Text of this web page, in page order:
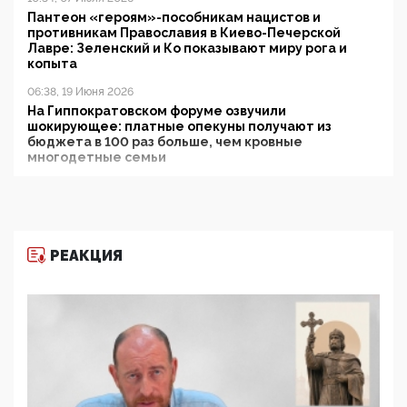
Пантеон «героям»-пособникам нацистов и
противникам Православия в Киево-Печерской
Лавре: Зеленский и Ко показывают миру рога и
копыта
06:38, 19 Июня 2026
На Гиппократовском форуме озвучили
шокирующее: платные опекуны получают из
бюджета в 100 раз больше, чем кровные
многодетные семьи
11:53, 09 Июня 2026
деятельность ИИТО ЮНЕСКО в России, но
цифроглобалисты продолжают определять
повестку в образовании
09:43, 01 Июня 2026
5G за счет здоровья граждан: Минцифры намерено
отобрать у регионов и муниципалитетов право
РЕАКЦИЯ